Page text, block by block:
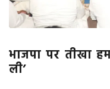
भाजपा पर तीखा
ली’